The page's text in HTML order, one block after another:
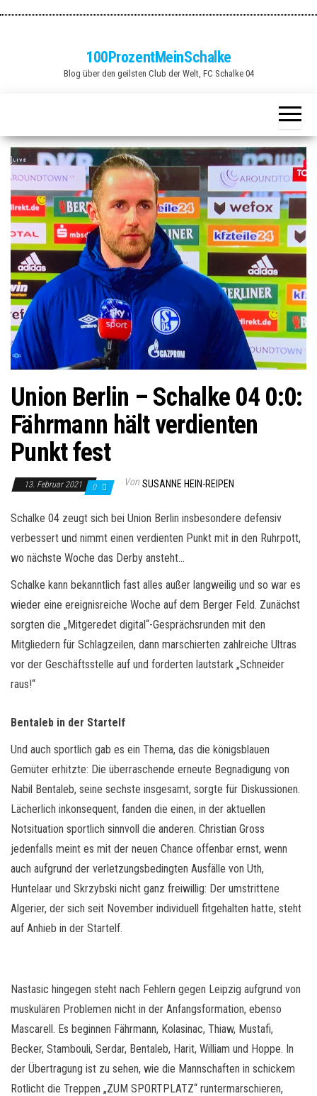
100ProzentMeinSchalke
Blog über den geilsten Club der Welt, FC Schalke 04
Union Berlin – Schalke 04 0:0:
Fährmann hält verdienten
Punkt fest
13. Februar 2021 0 Von SUSANNE HEIN-REIPEN
Schalke 04 zeugt sich bei Union Berlin insbesondere defensiv
verbessert und nimmt einen verdienten Punkt mit in den Ruhrpott,
wo nächste Woche das Derby ansteht…
Schalke kann bekanntlich fast alles außer langweilig und so war es
wieder eine ereignisreiche Woche auf dem Berger Feld. Zunächst
sorgten die „Mitgeredet digital“-Gesprächsrunden mit den
Mitgliedern für Schlagzeilen, dann marschierten zahlreiche Ultras
vor der Geschäftsstelle auf und forderten lautstark „Schneider
raus!“
Bentaleb in der Startelf
Und auch sportlich gab es ein Thema, das die königsblauen
Gemüter erhitzte: Die überraschende erneute Begnadigung von
Nabil Bentaleb, seine sechste insgesamt, sorgte für Diskussionen.
Lächerlich inkonsequent, fanden die einen, in der aktuellen
Notsituation sportlich sinnvoll die anderen. Christian Gross
jedenfalls meint es mit der neuen Chance offenbar ernst, wenn
auch aufgrund der verletzungsbedingten Ausfälle von Uth,
Huntelaar und Skrzybski nicht ganz freiwillig: Der umstrittene
Algerier, der sich seit November individuell fitgehalten hatte, steht
auf Anhieb in der Startelf.
Nastasic hingegen steht nach Fehlern gegen Leipzig aufgrund von
muskulären Problemen nicht in der Anfangsformation, ebenso
Mascarell. Es beginnen Fährmann, Kolasinac, Thiaw, Mustafi,
Becker, Stambouli, Serdar, Bentaleb, Harit, William und Hoppe. In
der Übertragung ist zu sehen, wie die Mannschaften in schickem
Rotlicht die Treppen „ZUM SPORTPLATZ“ runtermarschieren,